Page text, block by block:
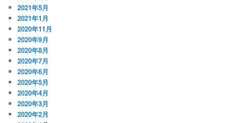
2021年5月
2021年1月
2020年11月
2020年9月
2020年8月
2020年7月
2020年6月
2020年5月
2020年4月
2020年3月
2020年2月